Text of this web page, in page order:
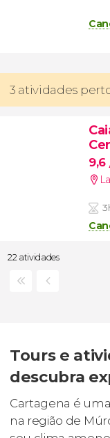
3 atividades
9,6
22 atividades
Tours e
descubra
Cartagena é
na região de